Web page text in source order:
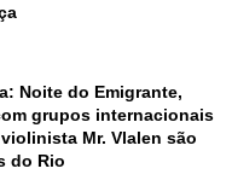
Noite do Emigrante,
grupos internacionais
Mr. Vlalen são
do Rio